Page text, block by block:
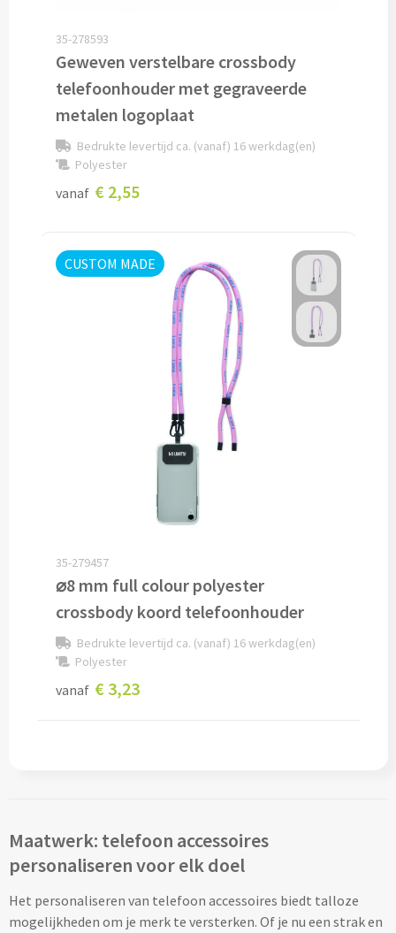
Bureauklokken bedrukken
Wekkers bedrukken
Wandklokken bedrukken
Custom made
Custom made telefoon accessoires
Custom made webcam covers
Custom made USB sticks
Find Me artikelen bedrukken
Weerstations & Thermometers bedrukken
USB creditcard bedrukken
USB hout, bamboe & karton bedrukken
Bagagelabels bedrukken
Koffersloten bedrukken
35-278593
Geweven verstelbare crossbody
telefoonhouder met gegraveerde
metalen logoplaat
Bedrukte levertijd ca. (vanaf) 16 werkdag(en)
Polyester
vanaf € 2,55
CUSTOM MADE
35-279457
⌀8 mm full colour polyester
crossbody koord telefoonhouder
Bedrukte levertijd ca. (vanaf) 16 werkdag(en)
Polyester
vanaf € 3,23
Maatwerk: telefoon accessoires
personaliseren voor elk doel
Het personaliseren van telefoon accessoires biedt talloze
mogelijkheden om je merk te versterken. Of je nu een strak en